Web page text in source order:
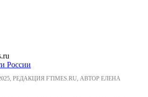
России
РЕДАКЦИЯ FTIMES.RU, АВТОР ЕЛЕНА